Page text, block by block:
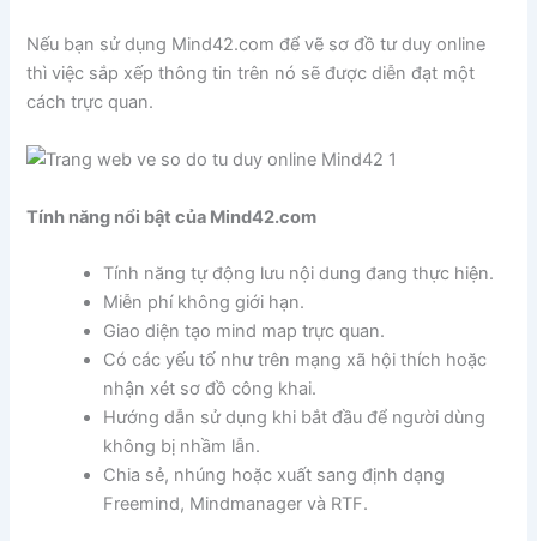
Nếu bạn sử dụng Mind42.com để vẽ sơ đồ tư duy online
thì việc sắp xếp thông tin trên nó sẽ được diễn đạt một
cách trực quan.
Tính năng nổi bật của Mind42.com
Tính năng tự động lưu nội dung đang thực hiện.
Miễn phí không giới hạn.
Giao diện tạo mind map trực quan.
Có các yếu tố như trên mạng xã hội thích hoặc
nhận xét sơ đồ công khai.
Hướng dẫn sử dụng khi bắt đầu để người dùng
không bị nhầm lẫn.
Chia sẻ, nhúng hoặc xuất sang định dạng
Freemind, Mindmanager và RTF.